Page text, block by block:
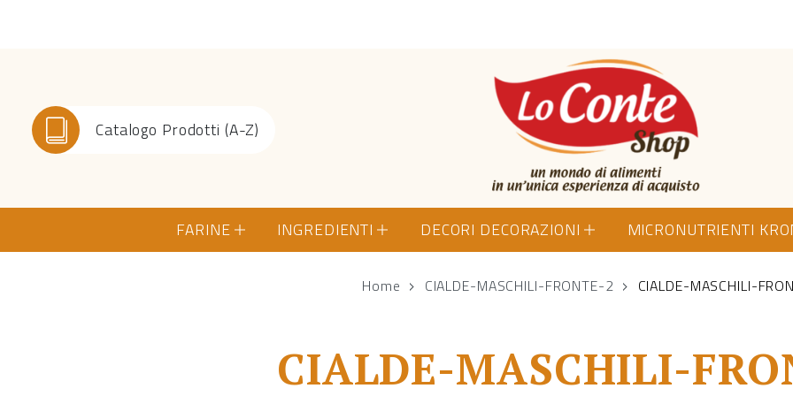
Catalogo Prodotti (A-Z)
Lo Conte Shop
FARINE INGREDIENTI DECORI DECORAZIONI MICRONUTRIENTI
Home CIALDE-MASCHILI-FRONTE-2 CIALDE-MASCHILI-
CIALDE-MASCHILI-